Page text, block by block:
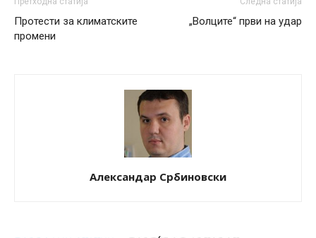
Протести за климатските
промени
„Волците“ први на удар
Александар Србиновски